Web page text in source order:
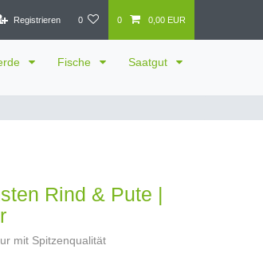
Registrieren 0 0 0,00 EUR
Fische Saatgut
Rind & Pute |
mit Spitzenqualität